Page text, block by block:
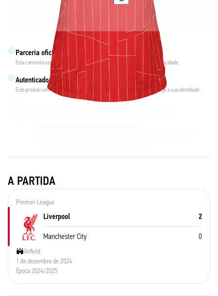
Parceria oficial com Liverpool FC
Esta camisola veio diretamente de Liverpool FC para garantir a sua autenticidade.
Autenticado com a Fabricks
Este produto vem com um certificado digital pessoal que garante e protege a sua identidade.
A PARTIDA
Premier League
Liverpool 2
Manchester City 0
Anfield
1 de dezembro de 2024
Época 2024/2025